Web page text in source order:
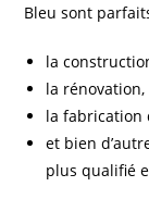
Bleu sont
la
la rénovation,
la fabrication
et bien
plus qualifié